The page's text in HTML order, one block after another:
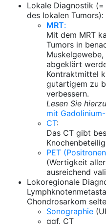
Lokale Diagnostik
des lokalen Tumors):
MRT:
Mit dem MRT
Tumors in
abgeklärt
Kontraktmittel
gutartigem zu
verbessern.
Lesen Sie
mit
CT:
Das CT gibt
PET
(Wertigkeit
ausreichend
Lokoregionale
Chondrosarkom
Sonographie
ggf. CT